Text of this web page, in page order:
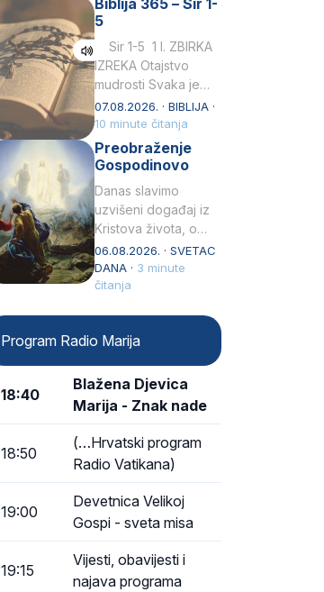
rođenjem Grk.
Obnovio je odnose s
afričkim…
Biblija 365 – Sir 1-
5
Sir 1-5 1 I. ZBIRKA
IZREKA Otajstvo
mudrosti Svaka je
mudrost od Gospoda
i s njime je dovijeka.2
Tko će…
07.08.2026. · BIBLIJA ·
10 minute čitanja
Preobraženje
Gospodinovo
Danas slavimo
uzvišeni događaj iz
Kristova života, o
kojem nas izvješćuju
evanđelisti Matej,
Marko i Luka te sveti
06.08.2026. · SVETAC
DANA · 3 minute
čitanja
Program Radio Marija
18:40
Blažena Djevica
Marija - Znak nade
18:50
(…Hrvatski program
Radio Vatikana)
19:00
Devetnica Velikoj
Gospi - sveta misa
19:15
Vijesti, obavijesti i
najava programa